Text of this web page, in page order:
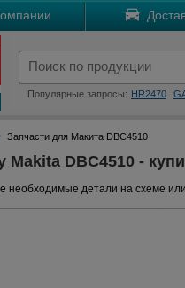
Популярные запросы: HR2470
Запчасти для Макита DBC4510
Makita DBC4510 -
необходимые детали на схеме